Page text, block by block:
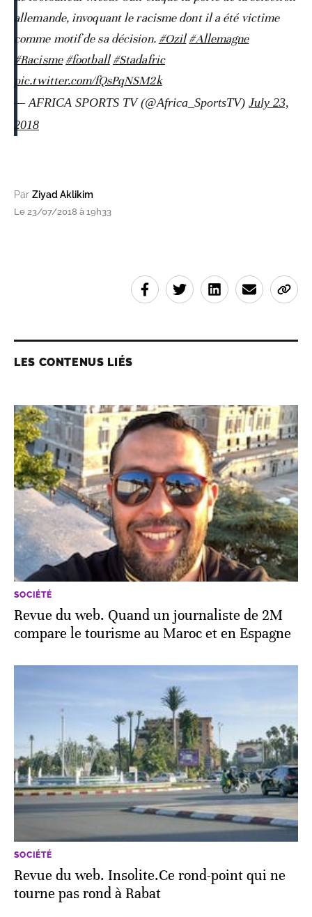
allemande, invoquant le racisme dont il a été victime
comme motif de sa décision. #Ozil #Allemagne
#Racisme #football #Stadafric
pic.twitter.com/fQsPqNSM2k
— AFRICA SPORTS TV (@Africa_SportsTV) July 23,
2018
Par Ziyad Aklikim
Le 23/07/2018 à 19h33
LES CONTENUS LIÉS
SOCIÉTÉ
Revue du web. Quand un journaliste de 2M
compare le tourisme au Maroc et en Espagne
SOCIÉTÉ
Revue du web. Insolite.Ce rond-point qui ne
tourne pas rond à Rabat